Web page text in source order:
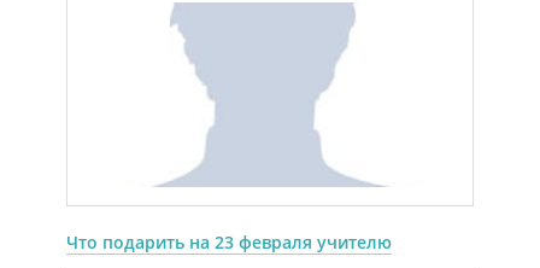
Что подарить на 23 февраля учителю